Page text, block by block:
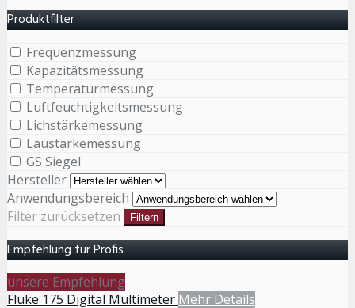
Produktfilter
Frequenzmessung
Kapazitätsmessung
Temperaturmessung
Luftfeuchtigkeitsmessung
Lichstärkemessung
Laustärkemessung
GS Siegel
Hersteller
Anwendungsbereich
Filter zurücksetzen
Filtern
Empfehlung für Profis
unsere Empfehlung
Fluke 175 Digital Multimeter Mehr Details